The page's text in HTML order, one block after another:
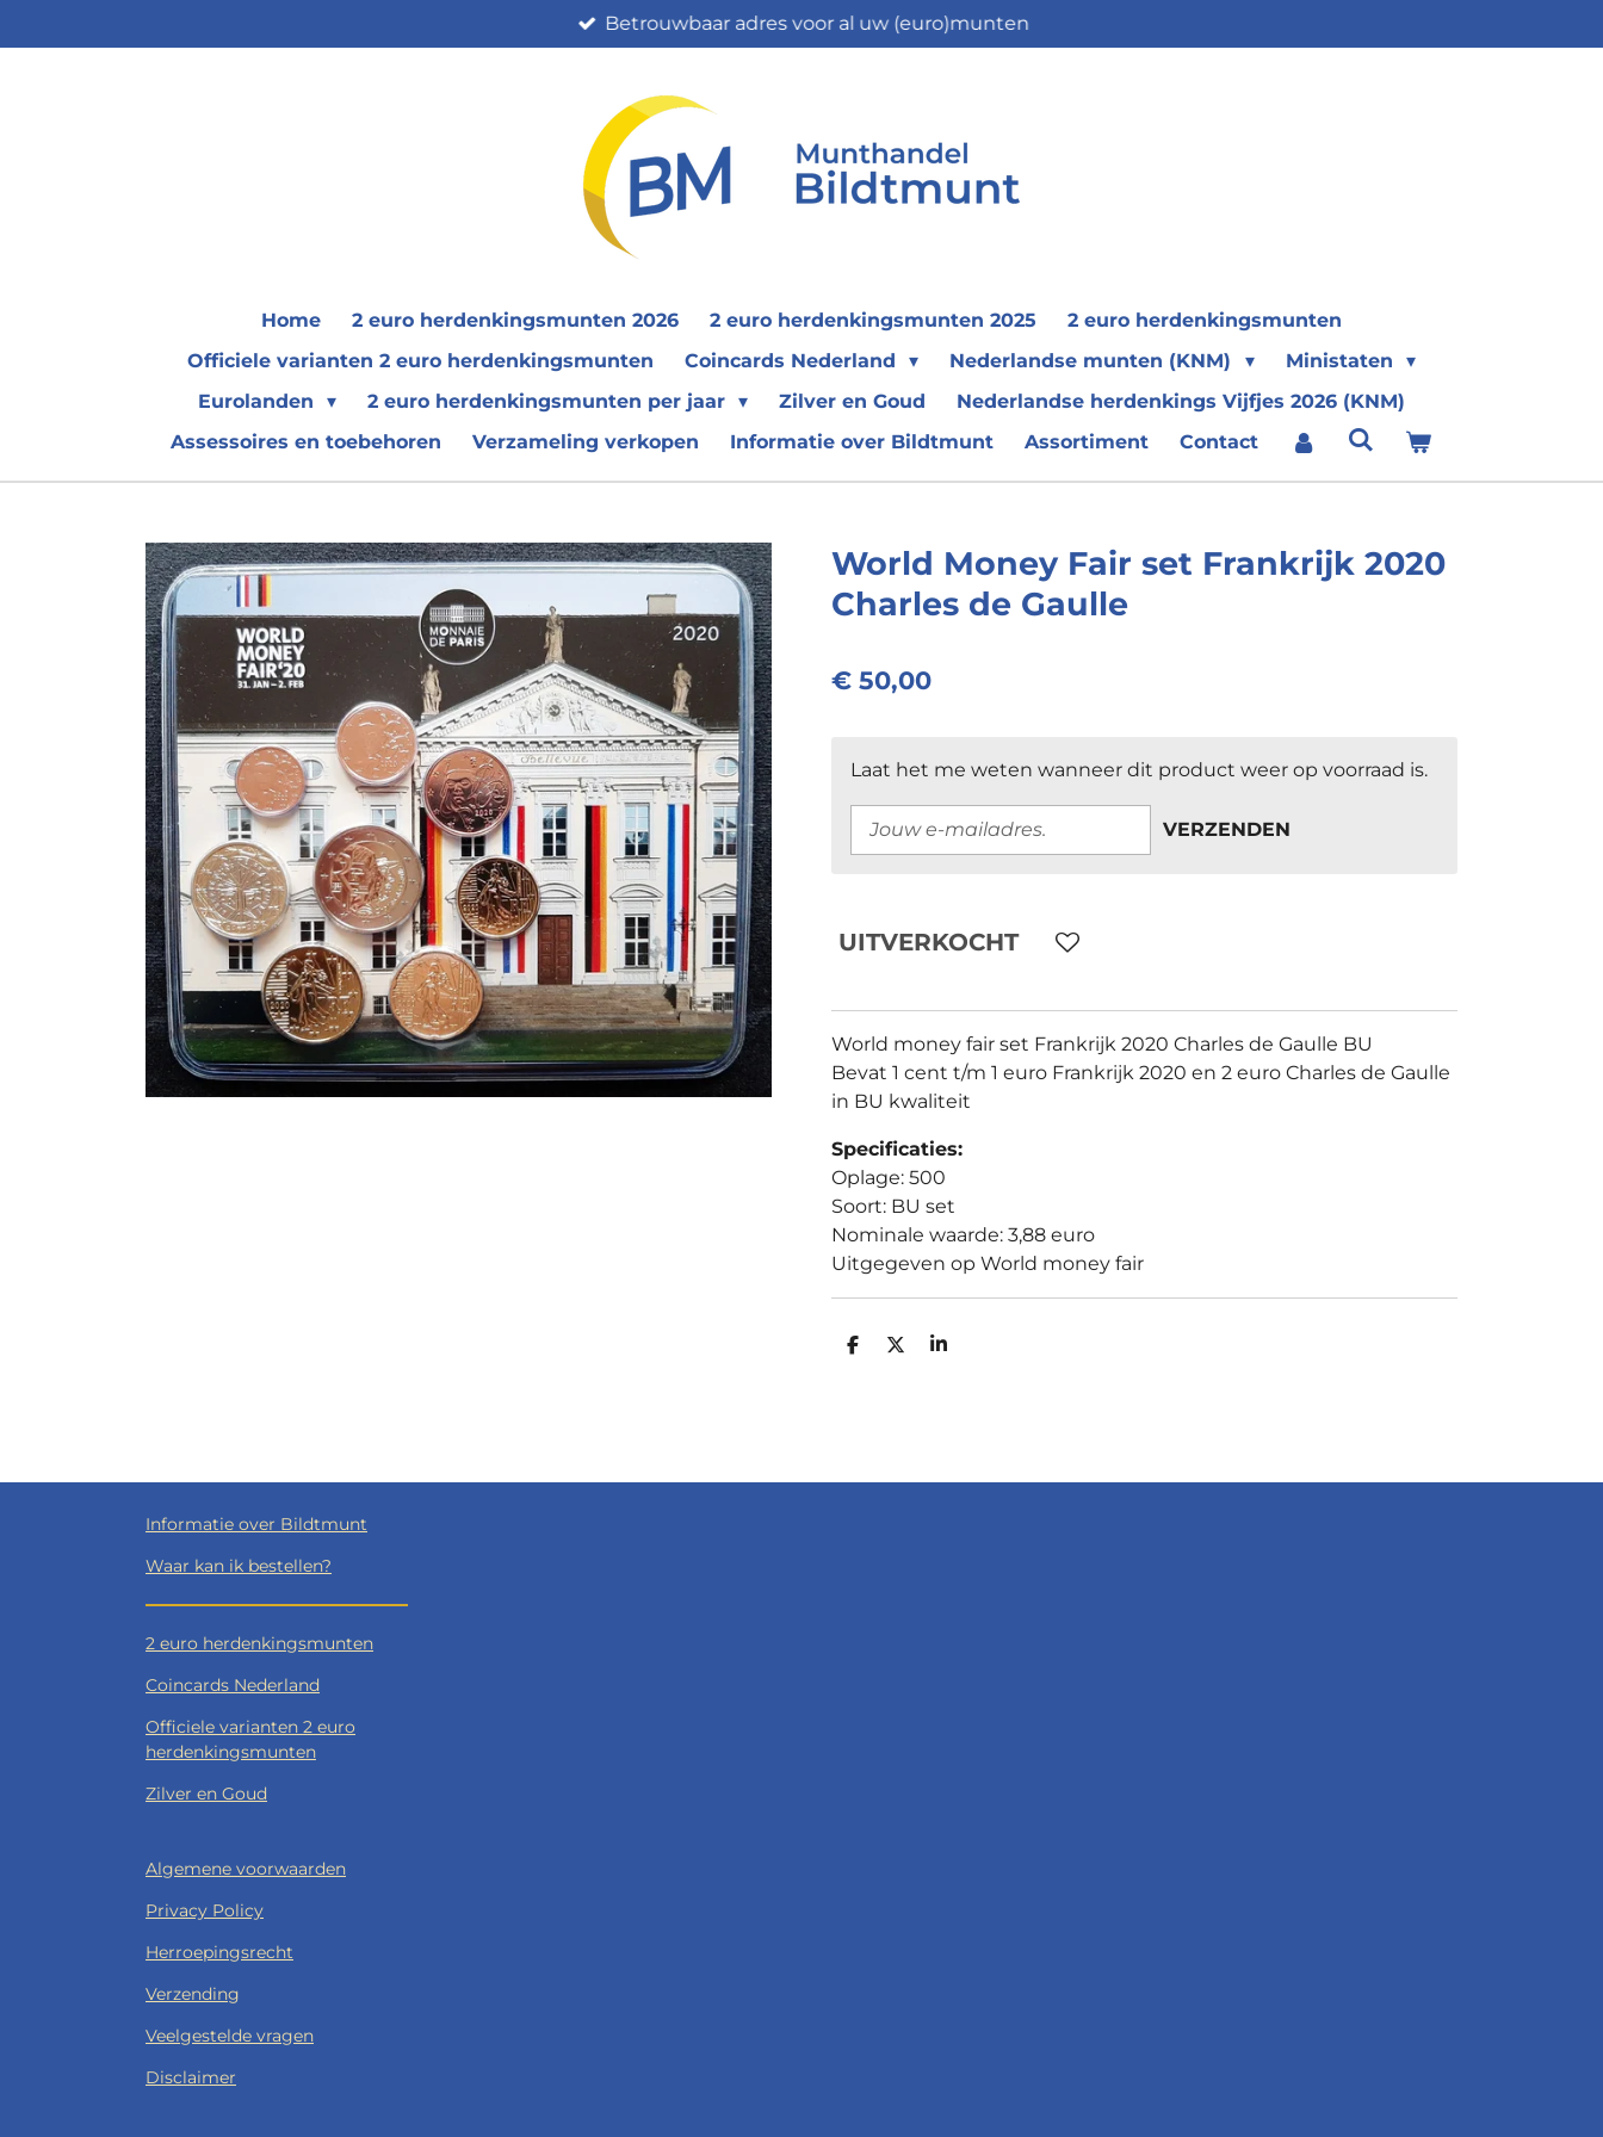
direct
Betrouwbaar adres voor al uw (euro)munten
Home 2 euro herdenkingsmunten 2026 2 euro herdenkingsmunten 2025
2 euro herdenkingsmunten
Officiele varianten 2 euro herdenkingsmunten
Coincards Nederland Nederlandse munten (KNM)
Ministaten
Eurolanden
2 euro herdenkingsmunten per jaar Zilver en Goud
Nederlandse herdenkings Vijfjes 2026 (KNM)
Assessoires en toebehoren
Verzameling verkopen Informatie over Bildtmunt Assortiment Contact
World Money Fair set Frankrijk 2020
Charles de Gaulle
€ 50,00
Laat het me weten wanneer dit product weer op voorraad is.
VERZENDEN
UITVERKOCHT
World money fair set Frankrijk 2020 Charles de Gaulle BU
Bevat 1 cent t/m 1 euro Frankrijk 2020 en 2 euro Charles de Gaulle
in BU kwaliteit
Specificaties:
Oplage: 500
Soort: BU set
Nominale waarde: 3,88 euro
Uitgegeven op World money fair
D
D
S
Informatie over Bildtmunt
Waar kan ik bestellen?
2 euro herdenkingsmunten
Coincards Nederland
Officiele varianten 2 euro
herdenkingsmunten
Zilver en Goud
Algemene voorwaarden
Privacy Policy
Herroepingsrecht
Verzending
Veelgestelde vragen
Disclaimer